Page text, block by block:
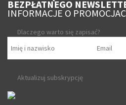
BEZPŁATNEGO
INFORMACJE O
Dlaczego warto się zapisać?
Aktualizuj subskrypcję